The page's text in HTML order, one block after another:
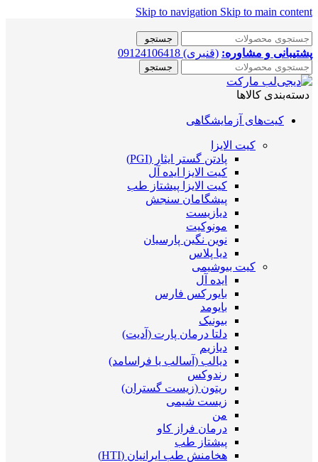
Skip to navigation Skip to main content
جستجو
پشتیبانی و مشاوره: (قنبری) 09124106418
جستجو
دسته‌بندی کالاها
کیت‌های آزمایشگاهی
کیت الایزا
پادتن گستر ایثار (PGI)
کیت الایزا ایده آل
کیت الایزا پیشتاز طب
پیشگامان سنجش
دیازیست
مونوکیت
نوین نگین پارسیان
دیا پلاس
کیت بیوشیمی
ایده آل
بایورکس فارس
بایومد
بیونیک
دلتا درمان پارت (آدیت)
دیازیم
دیالب (آسالب یا فراسامد)
رندوکس
ریتون (زیست گستران)
زیست شیمی
من
درمان فراز کاو
پیشتاز طب
هخامنش طب ایرانیان (HTI)